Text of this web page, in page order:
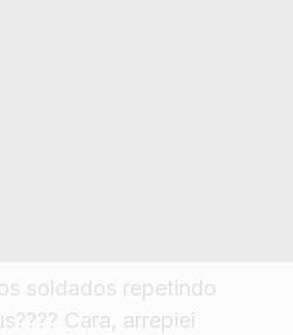
soldados repetindo
Cara, arrepiei